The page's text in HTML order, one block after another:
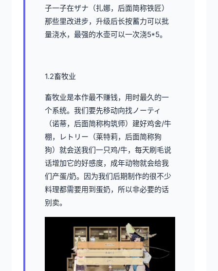
子一子在ザナ（扎娜，后面简称铁匠）
那些里改进步，升级后长按蓄力可以批
量浇水，最强的水壶可以一次浇5*5。
1.2畜牧业
畜牧业是本作最不赚钱，用时最久的一
个系统。我们要先移动向找ノーティ
（诺蒂，后面简称构筑师）建好鸡舍/牛
棚，レトリー（莱特莉，后面简称狗
狗）就会送我们一只鸡/牛，每天刷毛说
话增加它的好感度，成年动物就会给我
们产蛋/奶。因为我们后期制作的很不少
料理都需要用到蛋奶，所以非必要的话
别卖。